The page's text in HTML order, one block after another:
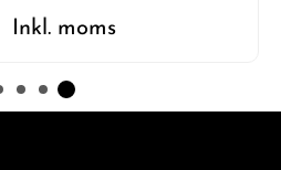
Inkl. moms